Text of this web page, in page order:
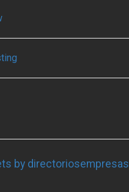
by directoriosempresas